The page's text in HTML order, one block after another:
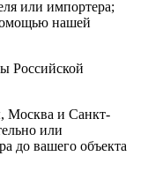
или импортера;
нашей
Российской
Москва и Санкт-
или
до вашего объекта